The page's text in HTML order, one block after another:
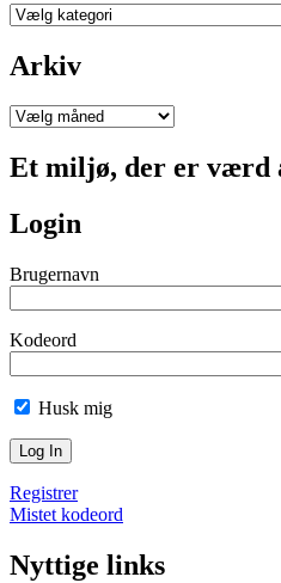
Kategorier
Arkiv
Arkiv
Et miljø, der er værd
Login
Brugernavn
Kodeord
Husk mig
Registrer
Mistet kodeord
Nyttige links